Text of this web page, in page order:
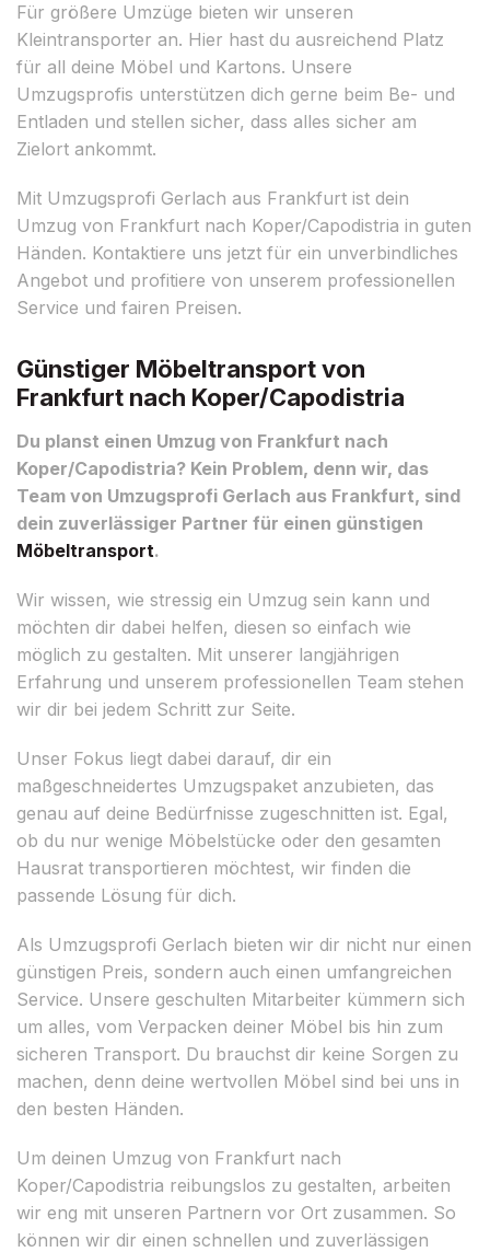
Für größere Umzüge bieten wir unseren
Kleintransporter an. Hier hast du ausreichend Platz
für all deine Möbel und Kartons. Unsere
Umzugsprofis unterstützen dich gerne beim Be- und
Entladen und stellen sicher, dass alles sicher am
Zielort ankommt.
Mit Umzugsprofi Gerlach aus Frankfurt ist dein
Umzug von Frankfurt nach Koper/Capodistria in guten
Händen. Kontaktiere uns jetzt für ein unverbindliches
Angebot und profitiere von unserem professionellen
Service und fairen Preisen.
Günstiger Möbeltransport von
Frankfurt nach Koper/Capodistria
Du planst einen Umzug von Frankfurt nach
Koper/Capodistria? Kein Problem, denn wir, das
Team von Umzugsprofi Gerlach aus Frankfurt, sind
dein zuverlässiger Partner für einen günstigen
Möbeltransport.
Wir wissen, wie stressig ein Umzug sein kann und
möchten dir dabei helfen, diesen so einfach wie
möglich zu gestalten. Mit unserer langjährigen
Erfahrung und unserem professionellen Team stehen
wir dir bei jedem Schritt zur Seite.
Unser Fokus liegt dabei darauf, dir ein
maßgeschneidertes Umzugspaket anzubieten, das
genau auf deine Bedürfnisse zugeschnitten ist. Egal,
ob du nur wenige Möbelstücke oder den gesamten
Hausrat transportieren möchtest, wir finden die
passende Lösung für dich.
Als Umzugsprofi Gerlach bieten wir dir nicht nur einen
günstigen Preis, sondern auch einen umfangreichen
Service. Unsere geschulten Mitarbeiter kümmern sich
um alles, vom Verpacken deiner Möbel bis hin zum
sicheren Transport. Du brauchst dir keine Sorgen zu
machen, denn deine wertvollen Möbel sind bei uns in
den besten Händen.
Um deinen Umzug von Frankfurt nach
Koper/Capodistria reibungslos zu gestalten, arbeiten
wir eng mit unseren Partnern vor Ort zusammen. So
können wir dir einen schnellen und zuverlässigen